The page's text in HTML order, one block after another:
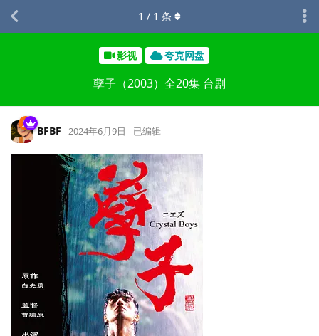
影视 夸克网盘
孽子（2003）全20集 台剧
1 / 1 条
BFBF 2024年6月9日 已编辑